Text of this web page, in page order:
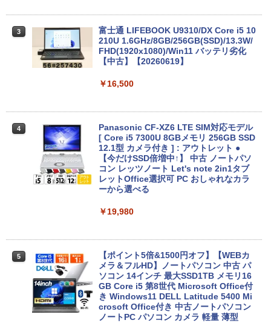
3
富士通 LIFEBOOK U9310/DX Core i5 10
210U 1.6GHz/8GB/256GB(SSD)/13.3W/
FHD(1920x1080)/Win11 バッテリ劣化
【中古】【20260619】
￥16,500
4
Panasonic CF-XZ6 LTE SIM対応モデル
[ Core i5 7300U 8GBメモリ 256GB SSD
12.1型 カメラ付き ] : アウトレット ●
【今だけSSD倍増中↑】 中古 ノートパソ
コン レッツノート Let's note 2in1タブ
レットOffice選択可 PC おしゃれなカラ
ーから選べる
￥19,980
5
【ポイント5倍&1500円オフ】【WEBカ
メラ＆フルHD】ノートパソコン 中古 パ
ソコン 14インチ 最大SSD1TB メモリ16
GB Core i5 第8世代 Microsoft Office付
き Windows11 DELL Latitude 5400 Mi
crosoft Office付き 中古ノートパソコン
ノートPC パソコン カメラ 軽量 薄型